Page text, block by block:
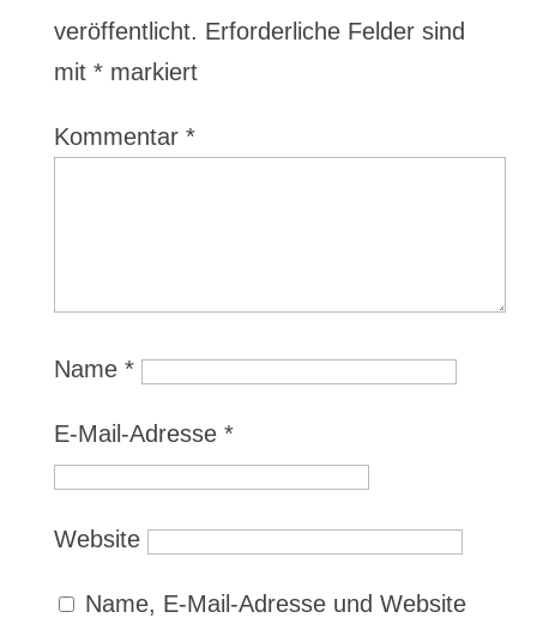
veröffentlicht. Erforderliche Felder sind
mit *markiert
Kommentar *
Name *
E-Mail-Adresse *
Website
Name, E-Mail-Adresse und Website